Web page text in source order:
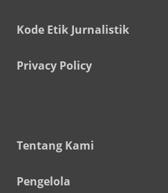
Kode Etik Jurnalistik
Privacy Policy
Tentang Kami
Pengelola